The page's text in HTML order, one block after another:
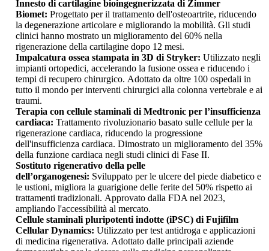
Innesto di cartilagine bioingegnerizzata di Zimmer
Biomet: Progettato per il trattamento dell'osteoartrite, riducendo
la degenerazione articolare e migliorando la mobilità. Gli studi
clinici hanno mostrato un miglioramento del 60% nella
rigenerazione della cartilagine dopo 12 mesi.
Impalcatura ossea stampata in 3D di Stryker: Utilizzato negli
impianti ortopedici, accelerando la fusione ossea e riducendo i
tempi di recupero chirurgico. Adottato da oltre 100 ospedali in
tutto il mondo per interventi chirurgici alla colonna vertebrale e ai
traumi.
Terapia con cellule staminali di Medtronic per l’insufficienza
cardiaca: Trattamento rivoluzionario basato sulle cellule per la
rigenerazione cardiaca, riducendo la progressione
dell'insufficienza cardiaca. Dimostrato un miglioramento del 35%
della funzione cardiaca negli studi clinici di Fase II.
Sostituto rigenerativo della pelle
dell’organogenesi: Sviluppato per le ulcere del piede diabetico e
le ustioni, migliora la guarigione delle ferite del 50% rispetto ai
trattamenti tradizionali. Approvato dalla FDA nel 2023,
ampliando l'accessibilità al mercato.
Cellule staminali pluripotenti indotte (iPSC) di Fujifilm
Cellular Dynamics: Utilizzato per test antidroga e applicazioni
di medicina rigenerativa. Adottato dalle principali aziende